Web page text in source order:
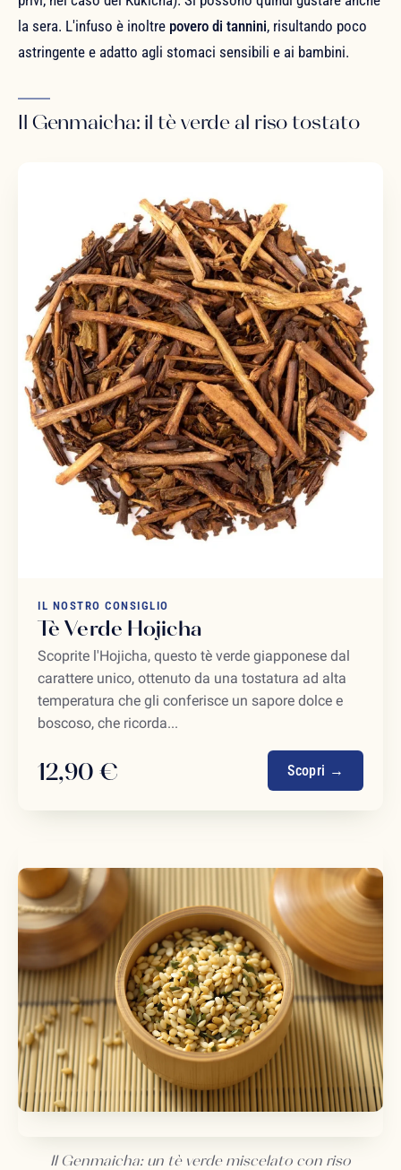
la sera. L'infuso è inoltre povero di tannini, risultando poco
astringente e adatto agli stomaci sensibili e ai bambini.
Il Genmaicha: il tè verde al riso tostato
IL NOSTRO CONSIGLIO
Tè Verde Hojicha
Scoprite l'Hojicha, questo tè verde giapponese dal
carattere unico, ottenuto da una tostatura ad alta
temperatura che gli conferisce un sapore dolce e
boscoso, che ricorda...
12,90 € Scopri →
Il Genmaicha: un tè verde miscelato con riso